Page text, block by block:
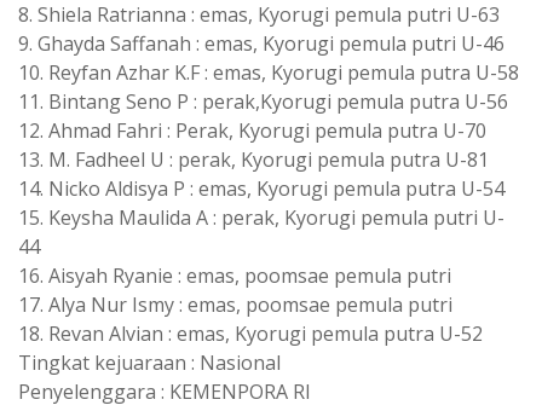
8. Shiela Ratrianna : emas, Kyorugi pemula putri U-63
9. Ghayda Saffanah : emas, Kyorugi pemula putri U-46
10. Reyfan Azhar K.F : emas, Kyorugi pemula putra U-58
11. Bintang Seno P : perak,Kyorugi pemula putra U-56
12. Ahmad Fahri : Perak, Kyorugi pemula putra U-70
13. M. Fadheel U : perak, Kyorugi pemula putra U-81
14. Nicko Aldisya P : emas, Kyorugi pemula putra U-54
15. Keysha Maulida A : perak, Kyorugi pemula putri U-
44
16. Aisyah Ryanie : emas, poomsae pemula putri
17. Alya Nur Ismy : emas, poomsae pemula putri
18. Revan Alvian : emas, Kyorugi pemula putra U-52
Tingkat kejuaraan : Nasional
Penyelenggara : KEMENPORA RI